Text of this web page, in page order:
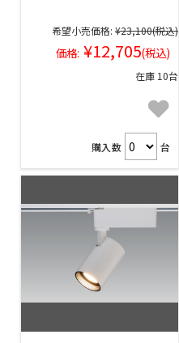
希望小売価格: ¥23,100(税込)
価格: ¥12,705(税込)
在庫 10台
購入数 台